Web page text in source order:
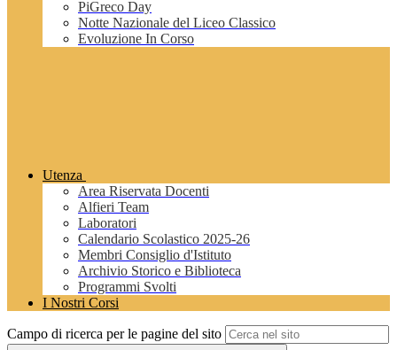
PiGreco Day
Notte Nazionale del Liceo Classico
Evoluzione In Corso
Utenza
Area Riservata Docenti
Alfieri Team
Laboratori
Calendario Scolastico 2025-26
Membri Consiglio d'Istituto
Archivio Storico e Biblioteca
Programmi Svolti
I Nostri Corsi
Campo di ricerca per le pagine del sito